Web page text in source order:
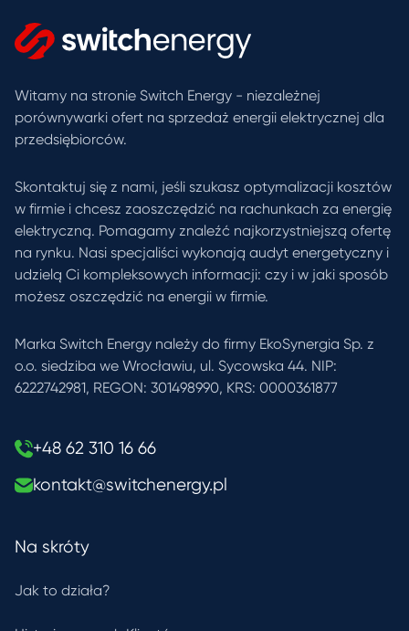
Witamy na stronie Switch Energy - niezależnej
porównywarki ofert na sprzedaż energii elektrycznej dla
przedsiębiorców.
Skontaktuj się z nami, jeśli szukasz optymalizacji kosztów
w firmie i chcesz zaoszczędzić na rachunkach za energię
elektryczną. Pomagamy znaleźć najkorzystniejszą ofertę
na rynku. Nasi specjaliści wykonają audyt energetyczny i
udzielą Ci kompleksowych informacji: czy i w jaki sposób
możesz oszczędzić na energii w firmie.
Marka Switch Energy należy do firmy EkoSynergia Sp. z
o.o. siedziba we Wrocławiu, ul. Sycowska 44. NIP:
6222742981, REGON: 301498990, KRS: 0000361877
+48 62 310 16 66
kontakt@switchenergy.pl
Na skróty
Jak to działa?